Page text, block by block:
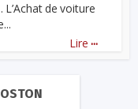
L’Achat de voiture
Lire ...